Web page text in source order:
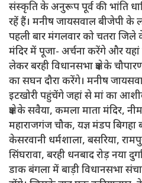
संस्कृति के अनुरूप पूर्व की भांति
रहें हैं। मनीष जायसवाल बीजेपी के
पहली बार मंगलवार को चतरा जिले
मंदिर में पूजा- अर्चना करेंगे और
लेकर बरही विधानसभा क्षेत्र के
का सघन दौरा करेंगे। मनीष
इटखोरी पहुंचेंगे जहां से मां का
क्षेत्र के सवैया, कमला माता मंदिर,
महाराजगंज चौक, यज्ञ मंडप
केसरवानी धर्मशाला, बसरिया,
सिंघरावा, बरही धनबाद रोड़ नया
डाक बंगला में बाड़ी विधानसभा